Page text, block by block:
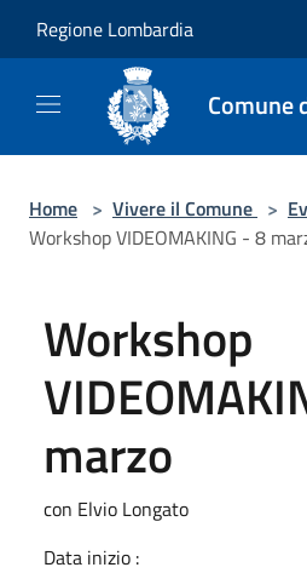
Regione Lombardia
Comune
Home > Vivere il Comune >
Workshop VIDEOMAKING - 8
Workshop
marzo
con Elvio Longato
Data inizio :